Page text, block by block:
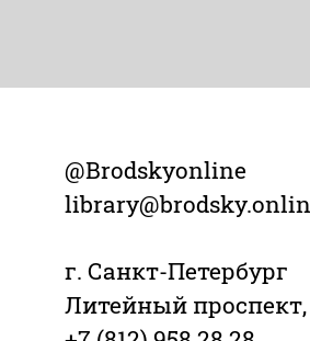
@Brodskyonline
г. Санкт-Петербург
Литейный проспект,